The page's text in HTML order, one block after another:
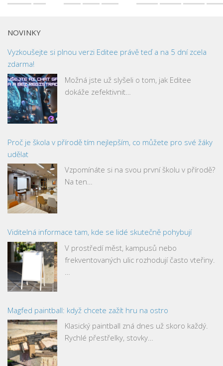
NOVINKY
Vyzkoušejte si plnou verzi Editee právě teď a na 5 dní zcela
zdarma!
Možná jste už slyšeli o tom, jak Editee
dokáže zefektivnit…
Proč je škola v přírodě tím nejlepším, co můžete pro své žáky
udělat
Vzpomínáte si na svou první školu v přírodě?
Na ten…
Viditelná informace tam, kde se lidé skutečně pohybují
V prostředí měst, kampusů nebo
frekventovaných ulic rozhodují často vteřiny.
Magfed paintball: když chcete zažít hru na ostro
Klasický paintball zná dnes už skoro každý.
Rychlé přestřelky, stovky…